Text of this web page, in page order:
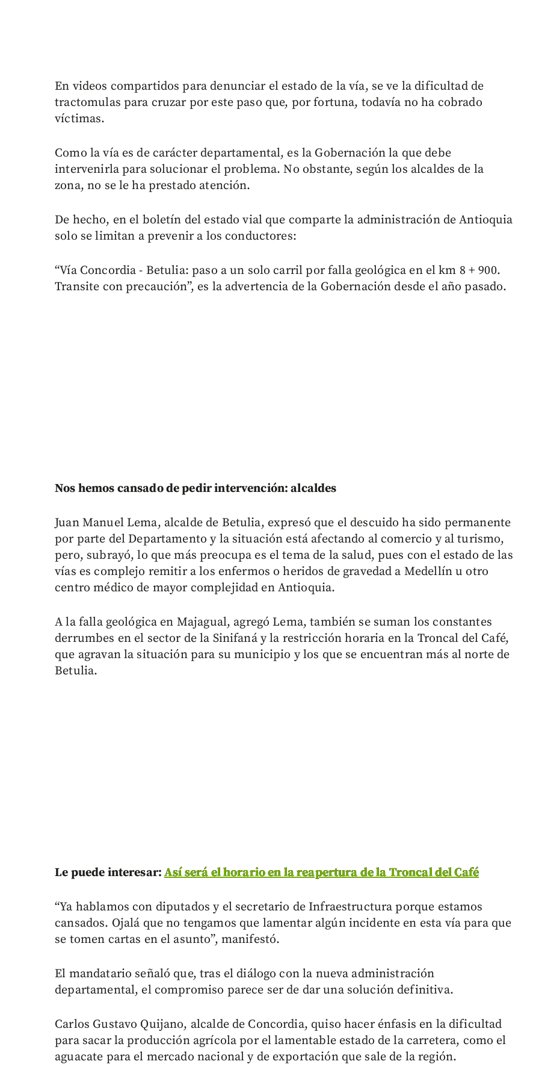
En videos compartidos para denunciar el estado de la vía, se ve la dificultad de
tractomulas para cruzar por este paso que, por fortuna, todavía no ha cobrado
víctimas.
Como la vía es de carácter departamental, es la Gobernación la que debe
intervenirla para solucionar el problema. No obstante, según los alcaldes de la
zona, no se le ha prestado atención.
De hecho, en el boletín del estado vial que comparte la administración de Antioquia
solo se limitan a prevenir a los conductores:
“Vía Concordia - Betulia: paso a un solo carril por falla geológica en el km 8 + 900.
Transite con precaución”, es la advertencia de la Gobernación desde el año pasado.
Nos hemos cansado de pedir intervención: alcaldes
Juan Manuel Lema, alcalde de Betulia, expresó que el descuido ha sido permanente
por parte del Departamento y la situación está afectando al comercio y al turismo,
pero, subrayó, lo que más preocupa es el tema de la salud, pues con el estado de las
vías es complejo remitir a los enfermos o heridos de gravedad a Medellín u otro
centro médico de mayor complejidad en Antioquia.
A la falla geológica en Majagual, agregó Lema, también se suman los constantes
derrumbes en el sector de la Sinifaná y la restricción horaria en la Troncal del Café,
que agravan la situación para su municipio y los que se encuentran más al norte de
Betulia.
Le puede interesar:Así será el horario en la reapertura de la Troncal del Café
“Ya hablamos con diputados y el secretario de Infraestructura porque estamos
cansados. Ojalá que no tengamos que lamentar algún incidente en esta vía para que
se tomen cartas en el asunto”, manifestó.
El mandatario señaló que, tras el diálogo con la nueva administración
departamental, el compromiso parece ser de dar una solución definitiva.
Carlos Gustavo Quijano, alcalde de Concordia, quiso hacer énfasis en la dificultad
para sacar la producción agrícola por el lamentable estado de la carretera, como el
aguacate para el mercado nacional y de exportación que sale de la región.